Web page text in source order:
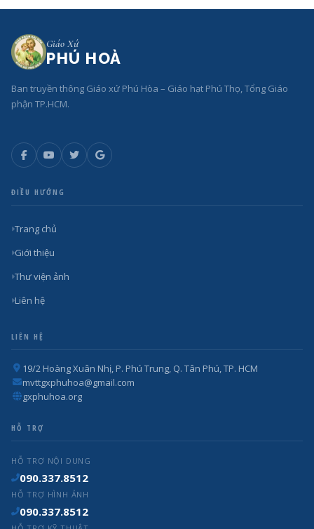
Giáo Xứ
PHÚ HOÀ
Ban truyền thông Giáo xứ Phú Hòa – Giáo hạt Phú Thọ, Tổng Giáo
phận TP.HCM.
ĐIỀU HƯỚNG
Trang chủ
Giới thiệu
Thư viện ảnh
Liên hệ
LIÊN HỆ
19/2 Hoàng Xuân Nhị, P. Phú Trung, Q. Tân Phú, TP. HCM
mvttgxphuhoa@gmail.com
gxphuhoa.org
HỖ TRỢ
HỖ TRỢ NỘI DUNG
090.337.8512
HỖ TRỢ HÌNH ẢNH
090.337.8512